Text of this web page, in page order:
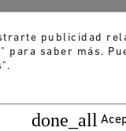
publicidad
para saber más.
done_all